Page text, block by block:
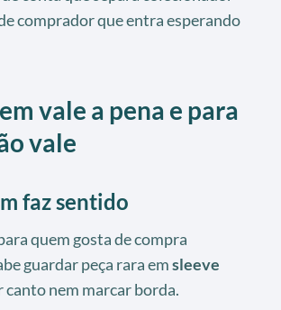
comprador que entra esperando
vale a pena e para
vale
faz sentido
quem gosta de compra
guardar peça rara emsleeve
canto nem marcar borda.